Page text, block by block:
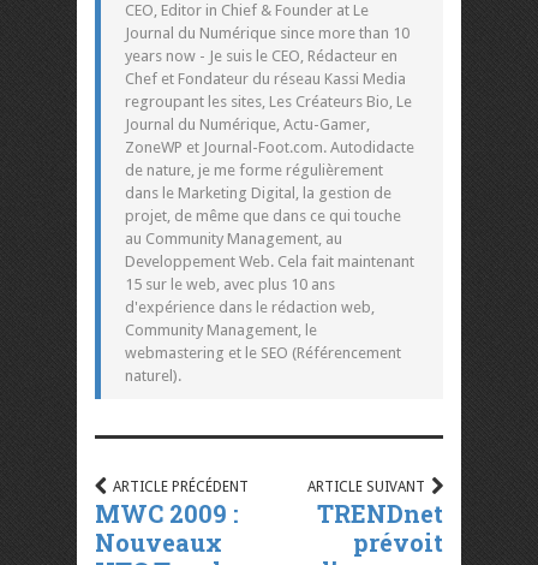
CEO, Editor in Chief & Founder at Le
Journal du Numérique since more than 10
years now - Je suis le CEO, Rédacteur en
Chef et Fondateur du réseau Kassi Media
regroupant les sites, Les Créateurs Bio, Le
Journal du Numérique, Actu-Gamer,
ZoneWP et Journal-Foot.com. Autodidacte
de nature, je me forme régulièrement
dans le Marketing Digital, la gestion de
projet, de même que dans ce qui touche
au Community Management, au
Developpement Web. Cela fait maintenant
15 sur le web, avec plus 10 ans
d'expérience dans le rédaction web,
Community Management, le
webmastering et le SEO (Référencement
naturel).
ARTICLE PRÉCÉDENT
MWC 2009 :
Nouveaux
ARTICLE SUIVANT
TRENDnet
prévoit